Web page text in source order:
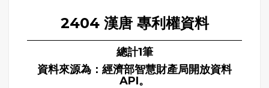
2404 漢唐 專利權資料
總計1筆
資料來源為：經濟部智慧財產局開放資料
API。